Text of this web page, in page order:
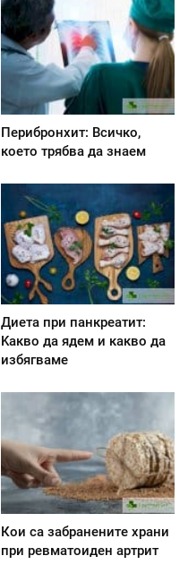
Перибронхит: Всичко,
което трябва да знаем
Диета при панкреатит:
Kакво да ядем и какво да
избягваме
Кои са забранените храни
при ревматоиден артрит